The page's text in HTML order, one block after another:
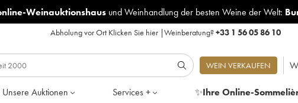
Weinauktionshausund Weinhandlung der besten Weine der Welt:
Abholung vor Ort Klicken Sie hier|Weinberatung?+33 1 56 05 86 10
WEIN VERKAUFEN
Unsere Auktionen Services + ✨Ihre Online-